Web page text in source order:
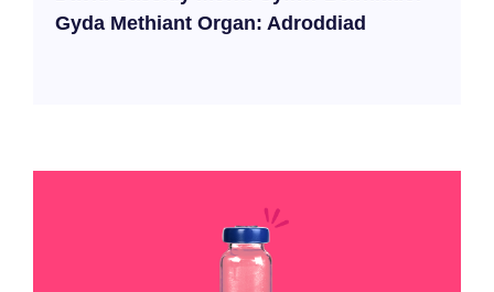
Gyda Methiant Organ: Adroddiad